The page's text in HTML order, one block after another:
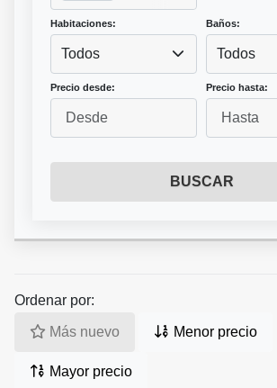
Habitaciones:
Todos
Baños:
Todos
Precio desde: Precio hasta:
BUSCAR
Ordenar por:
Más nuevo Menor precio
Mayor precio